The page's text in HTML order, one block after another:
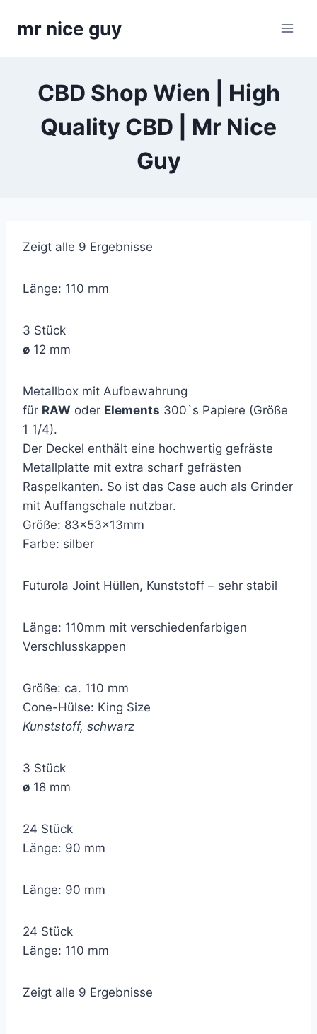
mr nice guy
CBD Shop Wien | High
Quality CBD | Mr Nice
Guy
Zeigt alle 9 Ergebnisse
Länge: 110 mm
3 Stück
ø 12 mm
Metallbox mit Aufbewahrung
für RAW oder Elements 300`s Papiere (Größe
1 1/4).
Der Deckel enthält eine hochwertig gefräste
Metallplatte mit extra scharf gefrästen
Raspelkanten. So ist das Case auch als Grinder
mit Auffangschale nutzbar.
Größe: 83x53x13mm
Farbe: silber
Futurola Joint Hüllen, Kunststoff – sehr stabil
Länge: 110mm mit verschiedenfarbigen
Verschlusskappen
Größe: ca. 110 mm
Cone-Hülse: King Size
Kunststoff, schwarz
3 Stück
ø 18 mm
24 Stück
Länge: 90 mm
Länge: 90 mm
24 Stück
Länge: 110 mm
Zeigt alle 9 Ergebnisse